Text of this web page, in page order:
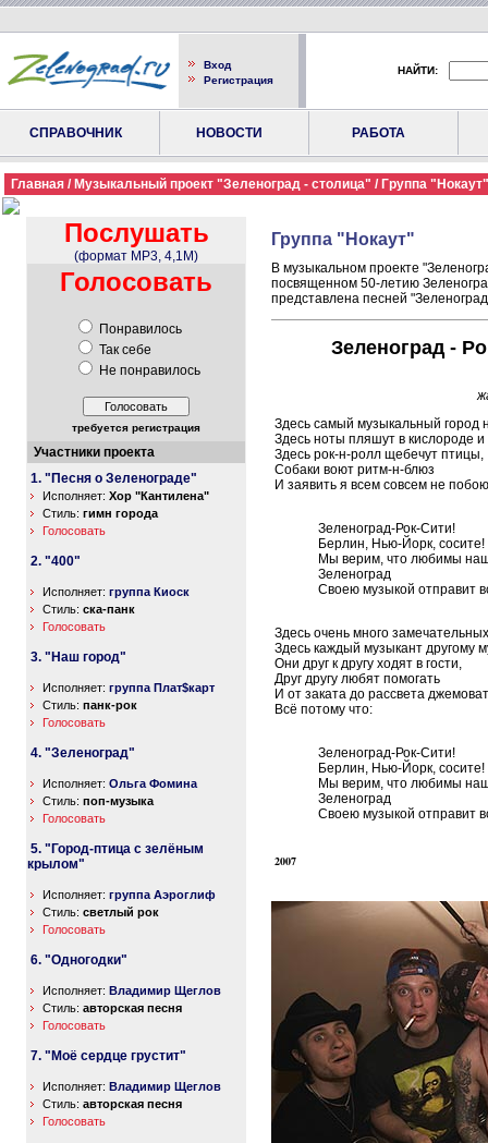
Вход
Регистрация
НАЙТИ:
СПРАВОЧНИК НОВОСТИ РАБОТА
Главная / Музыкальный проект "Зеленоград - столица" / Группа "Нокаут"
Послушать
(формат MP3, 4,1M)
Голосовать
Понравилось
Так себе
Не понравилось
требуется регистрация
Участники проекта
1. "Песня о Зеленограде"
Исполняет: Хор "Кантилена"
Стиль: гимн города
Голосовать
2. "400"
Исполняет: группа Киоск
Стиль: ска-панк
Голосовать
3. "Наш город"
Исполняет: группа Плат$карт
Стиль: панк-рок
Голосовать
4. "Зеленоград"
Исполняет: Ольга Фомина
Стиль: поп-музыка
Голосовать
5. "Город-птица с зелёным
крылом"
Исполняет: группа Аэроглиф
Стиль: светлый рок
Голосовать
6. "Одногодки"
Исполняет: Владимир Щеглов
Стиль: авторская песня
Голосовать
7. "Моё сердце грустит"
Исполняет: Владимир Щеглов
Стиль: авторская песня
Голосовать
Группа "Нокаут"
В музыкальном проекте
посвященном 50-летию
представлена песней
Зеленоград -
Здесь самый музыкальный город
Здесь ноты пляшут в кислороде и
Здесь рок-н-ролл щебечут птицы,
Собаки воют ритм-н-блюз
И заявить я всем совсем не
Зеленоград-Рок-Сити!
Берлин, Нью-Йорк, сосите!
Мы верим, что любимы
Зеленоград
Своею музыкой отправит
Здесь очень много
Здесь каждый музыкант другому
Они друг к другу ходят в гости,
Друг другу любят помогать
И от заката до рассвета
Всё потому что:
Зеленоград-Рок-Сити!
Берлин, Нью-Йорк, сосите!
Мы верим, что любимы
Зеленоград
Своею музыкой отправит
2007